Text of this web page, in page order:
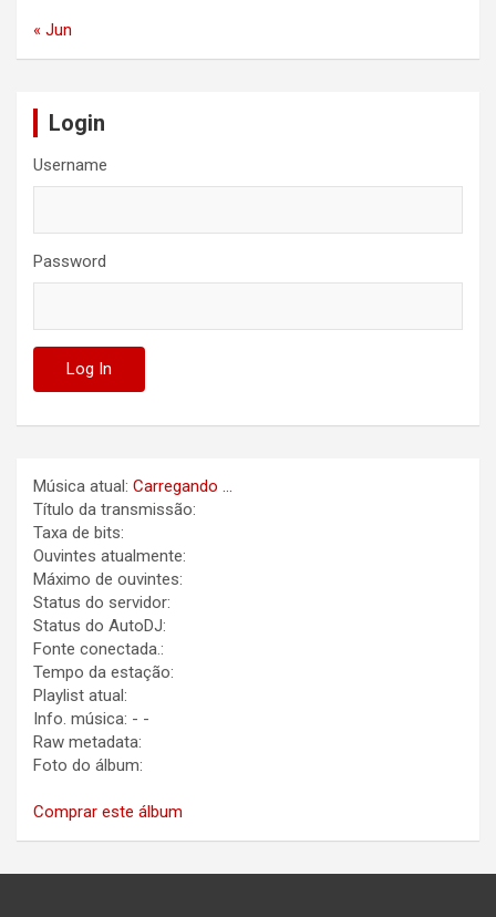
« Jun
Login
Username
Password
Música atual: Carregando ...
Título da transmissão:
Taxa de bits:
Ouvintes atualmente:
Máximo de ouvintes:
Status do servidor:
Status do AutoDJ:
Fonte conectada.:
Tempo da estação:
Playlist atual:
Info. música: - -
Raw metadata:
Foto do álbum:
Comprar este álbum